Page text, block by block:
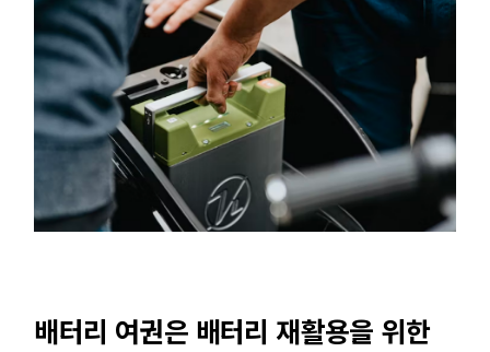
배터리 여권은 배터리 재활용을 위한